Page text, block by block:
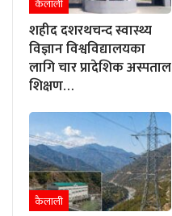
कैलाली
शहीद दशरथचन्द स्वास्थ्य
विज्ञान विश्वविद्यालयका
लागि चार प्रादेशिक अस्पताल
शिक्षण…
कैलाली